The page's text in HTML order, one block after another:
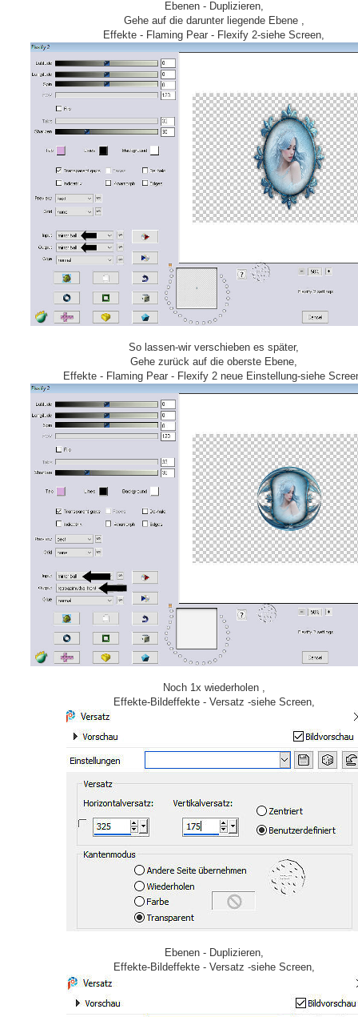
Ebenen - Duplizieren,
Gehe auf die darunter liegende Ebene ,
Effekte - Flaming Pear - Flexify 2-siehe Screen,
So lassen-wir verschieben es später,
Gehe zurück auf die oberste Ebene,
Effekte - Flaming Pear - Flexify 2 neue Einstellung-siehe
Noch 1x wiederholen ,
Effekte-Bildeffekte - Versatz -siehe Screen,
Ebenen - Duplizieren,
Effekte-Bildeffekte - Versatz -siehe Screen,